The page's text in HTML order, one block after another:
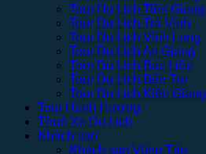
Tour Du Lịch Tiền Giang
Tour Du Lịch Trà Vinh
Tour Du Lịch Vĩnh Long
Tour Du Lịch An Giang
Tour Du Lịch Bạc Liêu
Tour Du Lịch Bến Tre
Tour Du Lịch Kiên Giang
Tour Hành Hương
Thuê Xe Du Lịch
Khách sạn
Khách sạn Vũng Tàu